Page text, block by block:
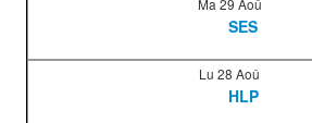
Ma 29 Aoû
SES
Lu 28 Aoû
HLP